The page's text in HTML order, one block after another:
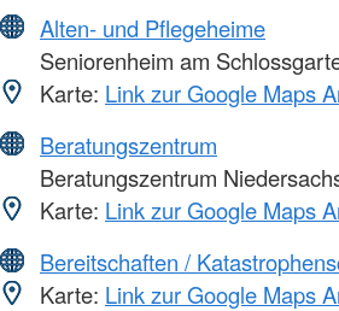
Alten- und Pflegeheime
Seniorenheim am
Karte: Link zur Google Maps
Beratungszentrum
Beratungszentrum
Karte: Link zur Google Maps
Bereitschaften /
Karte: Link zur Google Maps